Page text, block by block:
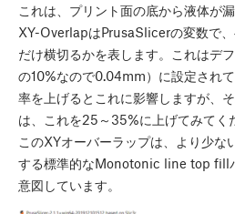
これは、プリント面の底から液体が
XY-OverlapはPrusaSlicerの変数で
だけ横切るかを表します。これはデ
の10%なので0.04mm）に設定され
率を上げるとこれに影響しますが、
は、これを25～35%に上げてみてく
このXYオーバーラップは、より少な
する標準的なMonotonic line top fill
意図しています。